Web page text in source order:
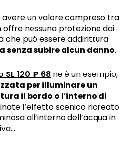
avere un valore compreso tra
offre nessuna protezione dai
che può essere addirittura
senza subire alcun danno.
120 IP 68 ne è un esempio,
per illuminare un
il bordo o l’interno di
l’effetto scenico ricreato
all’interno dell’acqua in